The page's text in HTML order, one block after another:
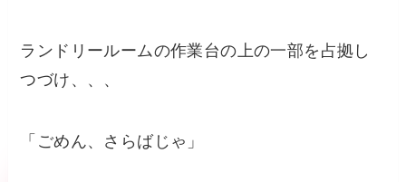
ランドリールームの作業台の上の一部を占拠し
つづけ、、、
「ごめん、さらばじゃ」